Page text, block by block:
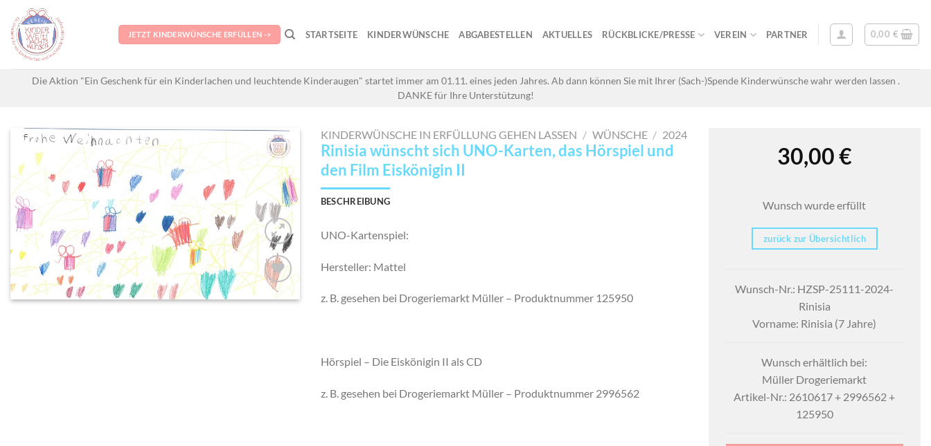
content
JETZT KINDERWÜNSCHE ERFÜLLEN -> STARTSEITE KINDERWÜNSCHE ABGABESTELLEN AKTUELLES RÜCKBLICKE/PRESSE VEREIN PARTNER 0,00 €
Die Aktion "Ein Geschenk für ein Kinderlachen und leuchtende Kinderaugen" startet immer am 01.11. eines jeden Jahres. Ab dann können Sie mit Ihrer (Sach-)Spende Kinderwünsche wahr werden lassen .
DANKE für Ihre Unterstützung!
AUF MEINE
KINDERWÜNSCHE IN ERFÜLLUNG GEHEN LASSEN / WÜNSCHE / 2024
Rinisia wünscht sich UNO-Karten, das Hörspiel und
den Film Eiskönigin II
BESCHREIBUNG
UNO-Kartenspiel:
Hersteller: Mattel
z. B. gesehen bei Drogeriemarkt Müller – Produktnummer 125950
Hörspiel – Die Eiskönigin II als CD
z. B. gesehen bei Drogeriemarkt Müller – Produktnummer 2996562
30,00€
Wunsch wurde erfüllt
zurück zur Übersichtlich
Wunsch-Nr.: HZSP-25111-2024-
Rinisia
Vorname: Rinisia (7 Jahre)
Wunsch erhältlich bei:
Müller Drogeriemarkt
Artikel-Nr.: 2610617 + 2996562 +
125950